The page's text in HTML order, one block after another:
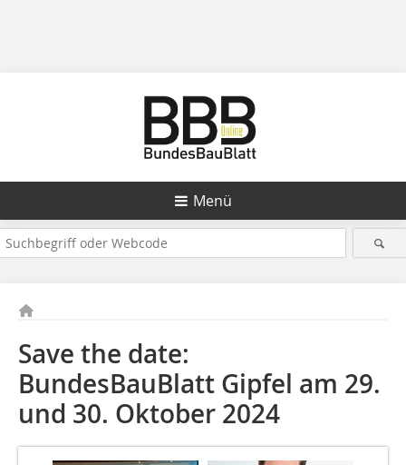
Menü
Save the date:
BundesBauBlatt Gipfel am 29.
und 30. Oktober 2024